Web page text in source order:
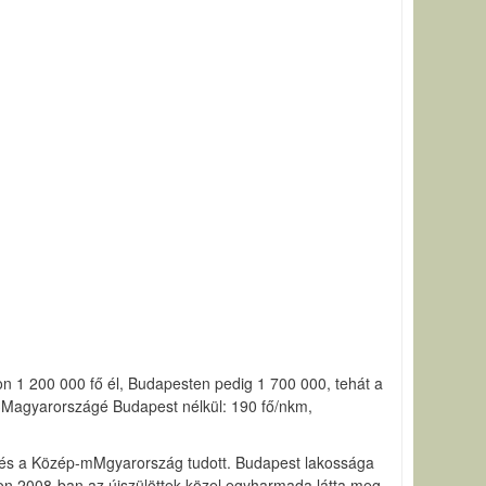
1 200 000 fő él, Budapesten pedig 1 700 000, tehát a
Budapest nélkül: 190 fő/nkm,
a Közép-mMgyarország tudott. Budapest lakossága